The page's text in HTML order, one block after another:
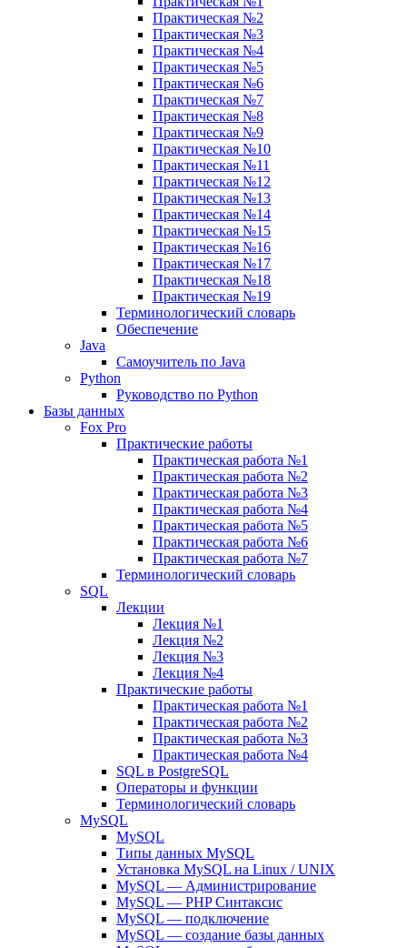
Практическая №2
Практическая №3
Практическая №4
Практическая №5
Практическая №6
Практическая №7
Практическая №8
Практическая №9
Практическая №10
Практическая №11
Практическая №12
Практическая №13
Практическая №14
Практическая №15
Практическая №16
Практическая №17
Практическая №18
Практическая №19
Терминологический словарь
Обеспечение
Java
Самоучитель по Java
Python
Руководство по Python
Базы данных
Fox Pro
Практические работы
Практическая работа №1
Практическая работа №2
Практическая работа №3
Практическая работа №4
Практическая работа №5
Практическая работа №6
Практическая работа №7
Терминологический словарь
SQL
Лекции
Лекция №1
Лекция №2
Лекция №3
Лекция №4
Практические работы
Практическая работа №1
Практическая работа №2
Практическая работа №3
Практическая работа №4
SQL в PostgreSQL
Операторы и функции
Терминологический словарь
MySQL
MySQL
Типы данных MySQL
Установка MySQL на Linux / UNIX
MySQL — Администрирование
MySQL — PHP Синтаксис
MySQL — подключение
MySQL — создание базы данных